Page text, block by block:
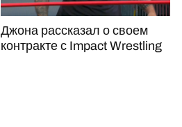
Джона рассказал о своем
контракте с Impact Wrestling